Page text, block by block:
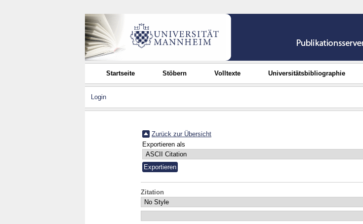
Startseite Stöbern Volltexte Universitätsbibliographie
Login
Zurück zur Übersicht
Exportieren als
Zitation